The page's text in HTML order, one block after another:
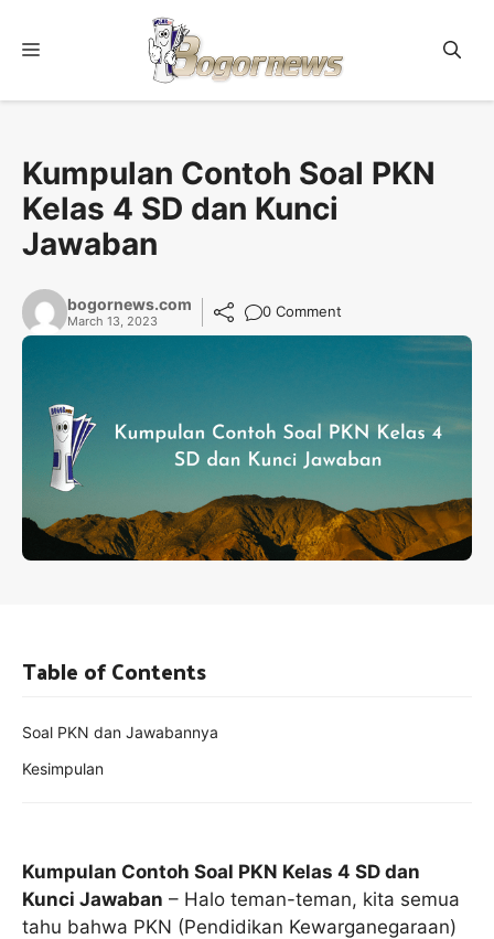
Menu
Kumpulan Contoh Soal PKN
Kelas 4 SD dan Kunci
Jawaban
bogornews.com
March 13, 2023
0 Comment
Kumpulan Contoh Soal PKN Kelas 4 SD dan
Kunci Jawaban – Halo teman-teman, kita semua
tahu bahwa PKN (Pendidikan Kewarganegaraan)
Table of Contents
Soal PKN dan Jawabannya
Kesimpulan